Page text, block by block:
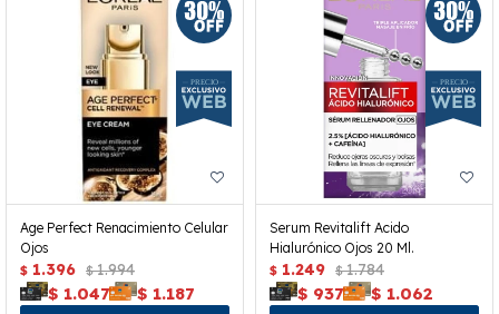
Age Perfect Renacimiento Celular
Ojos
$ 1.396 $ 1.994
$ 1.047 $ 1.187
Serum Revitalift Acido
Hialurónico Ojos 20 Ml.
$ 1.249 $ 1.784
$ 937 $ 1.062